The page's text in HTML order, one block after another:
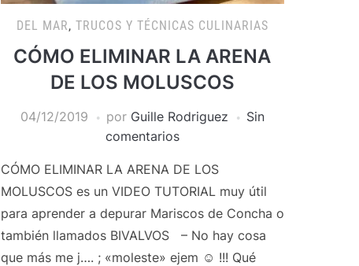
DEL MAR, TRUCOS Y TÉCNICAS CULINARIAS
CÓMO ELIMINAR LA ARENA
DE LOS MOLUSCOS
04/12/2019 por Guille Rodriguez
Sin
comentarios
CÓMO ELIMINAR LA ARENA DE LOS
MOLUSCOS es un VIDEO TUTORIAL muy útil
para aprender a depurar Mariscos de Concha o
también llamados BIVALVOS – No hay cosa
que más me j…. ; «moleste» ejem ☺️ !!! Qué